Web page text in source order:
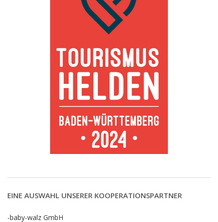
EINE AUSWAHL UNSERER KOOPERATIONSPARTNER
-baby-walz GmbH